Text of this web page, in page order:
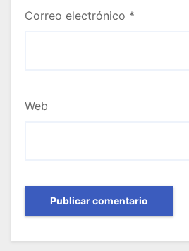
Correo electrónico *
Web